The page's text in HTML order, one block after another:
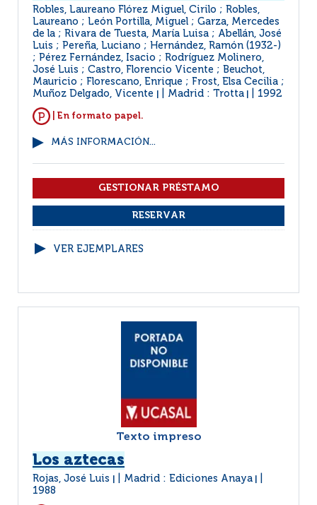
Robles, Laureano Flórez Miguel, Cirilo ; Robles,
Laureano ; León Portilla, Miguel ; Garza, Mercedes
de la ; Rivara de Tuesta, María Luisa ; Abellán, José
Luis ; Pereña, Luciano ; Hernández, Ramón (1932-)
; Pérez Fernández, Isacio ; Rodríguez Molinero,
José Luis ; Castro, Florencio Vicente ; Beuchot,
Mauricio ; Florescano, Enrique ; Frost, Elsa Cecilia ;
Muñoz Delgado, Vicente
Madrid : Trotta 1992
| En formato papel.
MÁS INFORMACIÓN...
VER EJEMPLARES
Texto impreso
Los aztecas
Rojas, José Luis Madrid : Ediciones Anaya
1988